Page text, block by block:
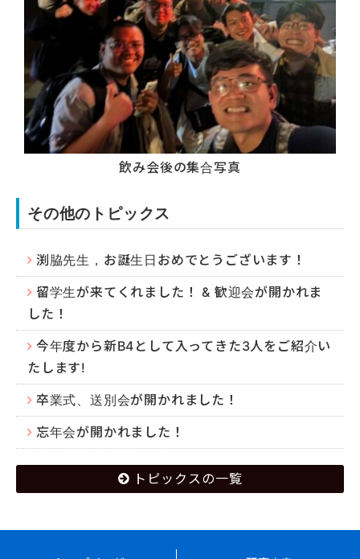
飲み会後の集合写真
その他のトピックス
渕脇先生，お誕生日おめでとうございます！
留学生が来てくれました！ & 歓迎会が開かれま
した！
今年度から新B4として入ってきた3人をご紹介い
たします!
卒業式、送別会が開かれました！
忘年会が開かれました！
トピックスの一覧